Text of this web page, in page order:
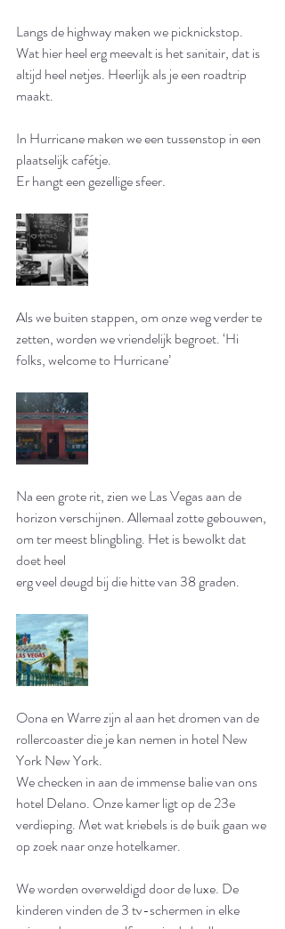
Langs de highway maken we picknickstop.
Wat hier heel erg meevalt is het sanitair, dat is
altijd heel netjes. Heerlijk als je een roadtrip
maakt.
In Hurricane maken we een tussenstop in een
plaatselijk cafétje.
Er hangt een gezellige sfeer.
Als we buiten stappen, om onze weg verder te
zetten, worden we vriendelijk begroet. ‘Hi
folks, welcome to Hurricane’
Na een grote rit, zien we Las Vegas aan de
horizon verschijnen. Allemaal zotte gebouwen,
om ter meest blingbling. Het is bewolkt dat
doet heel
erg veel deugd bij die hitte van 38 graden.
Oona en Warre zijn al aan het dromen van de
rollercoaster die je kan nemen in hotel New
York New York.
We checken in aan de immense balie van ons
hotel Delano. Onze kamer ligt op de 23e
verdieping. Met wat kriebels is de buik gaan we
op zoek naar onze hotelkamer.
We worden overweldigd door de luxe. De
kinderen vinden de 3 tv-schermen in elke